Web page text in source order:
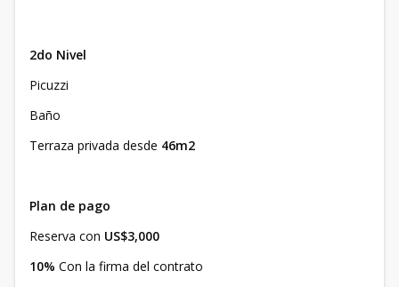
2do Nivel
Picuzzi
Baño
Terraza privada desde 46m2
Plan de pago
Reserva con US$3,000
10% Con la firma del contrato